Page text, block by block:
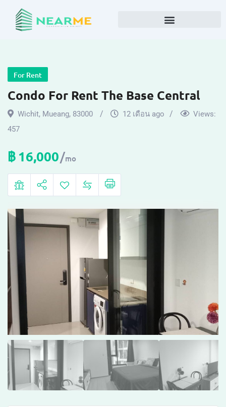
For Rent
Condo For Rent The Base Central
Wichit, Mueang, 83000 12 เดือน ago
Views:
457
฿ 16,000 mo